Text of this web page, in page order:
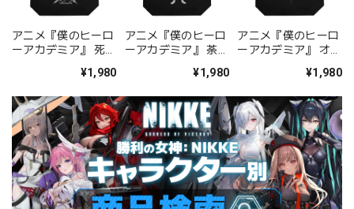
アニメ『僕のヒーロ
ーアカデミア』 死柄
¥1,980
アニメ『僕のヒーロ
ーアカデミア』 荼毘
¥1,980
アニメ『僕のヒーロ
ーアカデミア』 オー
ージトート/BLACK
¥1,980